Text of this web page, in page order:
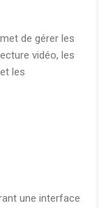
de gérer les
vidéo, les
les
une interface